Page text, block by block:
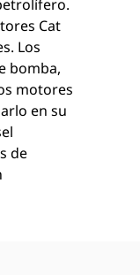
Cat
Los
bomba,
motores
en su
de